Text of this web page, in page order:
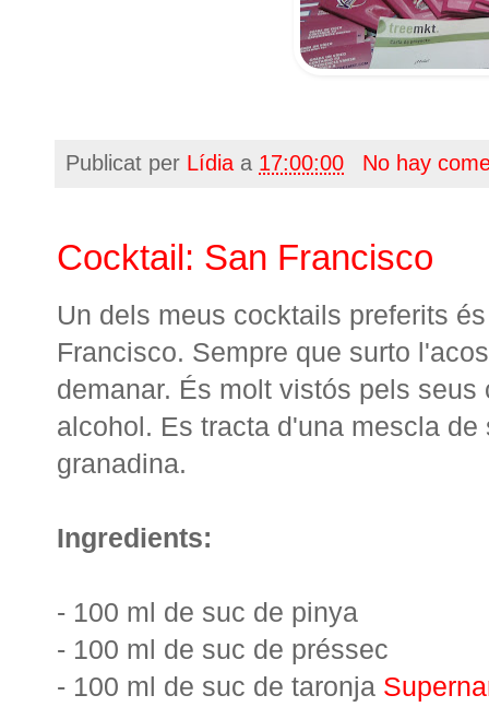
Publicat per Lídia a 17:00:00 No hay
Cocktail: San Francisco
Un dels meus cocktails preferits
Francisco. Sempre que surto
demanar. És molt vistós pels seus
alcohol. Es tracta d'una mescla de
granadina.
Ingredients:
- 100 ml de suc de pinya
- 100 ml de suc de préssec
- 100 ml de suc de taronja